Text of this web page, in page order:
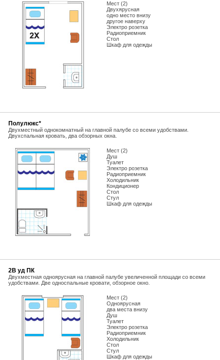
Мест (2)
Двухярусная
одно место внизу
другое наверху
Электро розетка
Радиоприемник
Стол
Шкаф для одежды
Полулюкс*
Двухместный однокомнатный на главной палубе со всеми удобствами.
Двухспальная кровать, два обзорных окна.
Мест (2)
Душ
Туалет
Электро розетка
Радиоприемник
Холодильник
Кондиционер
Стол
Стул
Шкаф для одежды
2В уд ПК
Двухместная одноярусная на главной палубе увеличенной площади со всеми
удобствами. Две односпальные кровати, обзорное окно.
Мест (2)
Одноярусная
два места внизу
Душ
Туалет
Электро розетка
Радиоприемник
Холодильник
Стол
Стул
Шкаф для одежды